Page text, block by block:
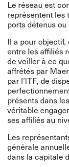
Le réseau est
représentent les
ports détenus
Il a pour
entre les affiliés
de veiller à ce
affrétés par
par l’ITF, de
présents dans
véritable
ses affiliés au
Les
générale
dans la capitale